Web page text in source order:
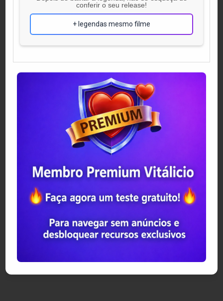
conferir o seu release!
+ legendas mesmo filme